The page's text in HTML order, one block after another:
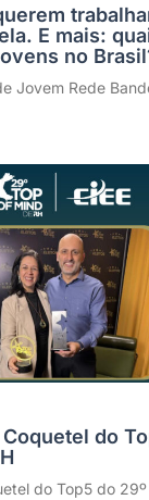
E mais:
no
Jovem Rede
do
do Top5 do